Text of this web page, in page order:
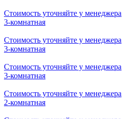
Стоимость уточняйте у менеджера
2-комнатная
Стоимость уточняйте у менеджера
2-комнатная
Стоимость уточняйте у менеджера
2-комнатная
Стоимость уточняйте у менеджера
2-комнатная